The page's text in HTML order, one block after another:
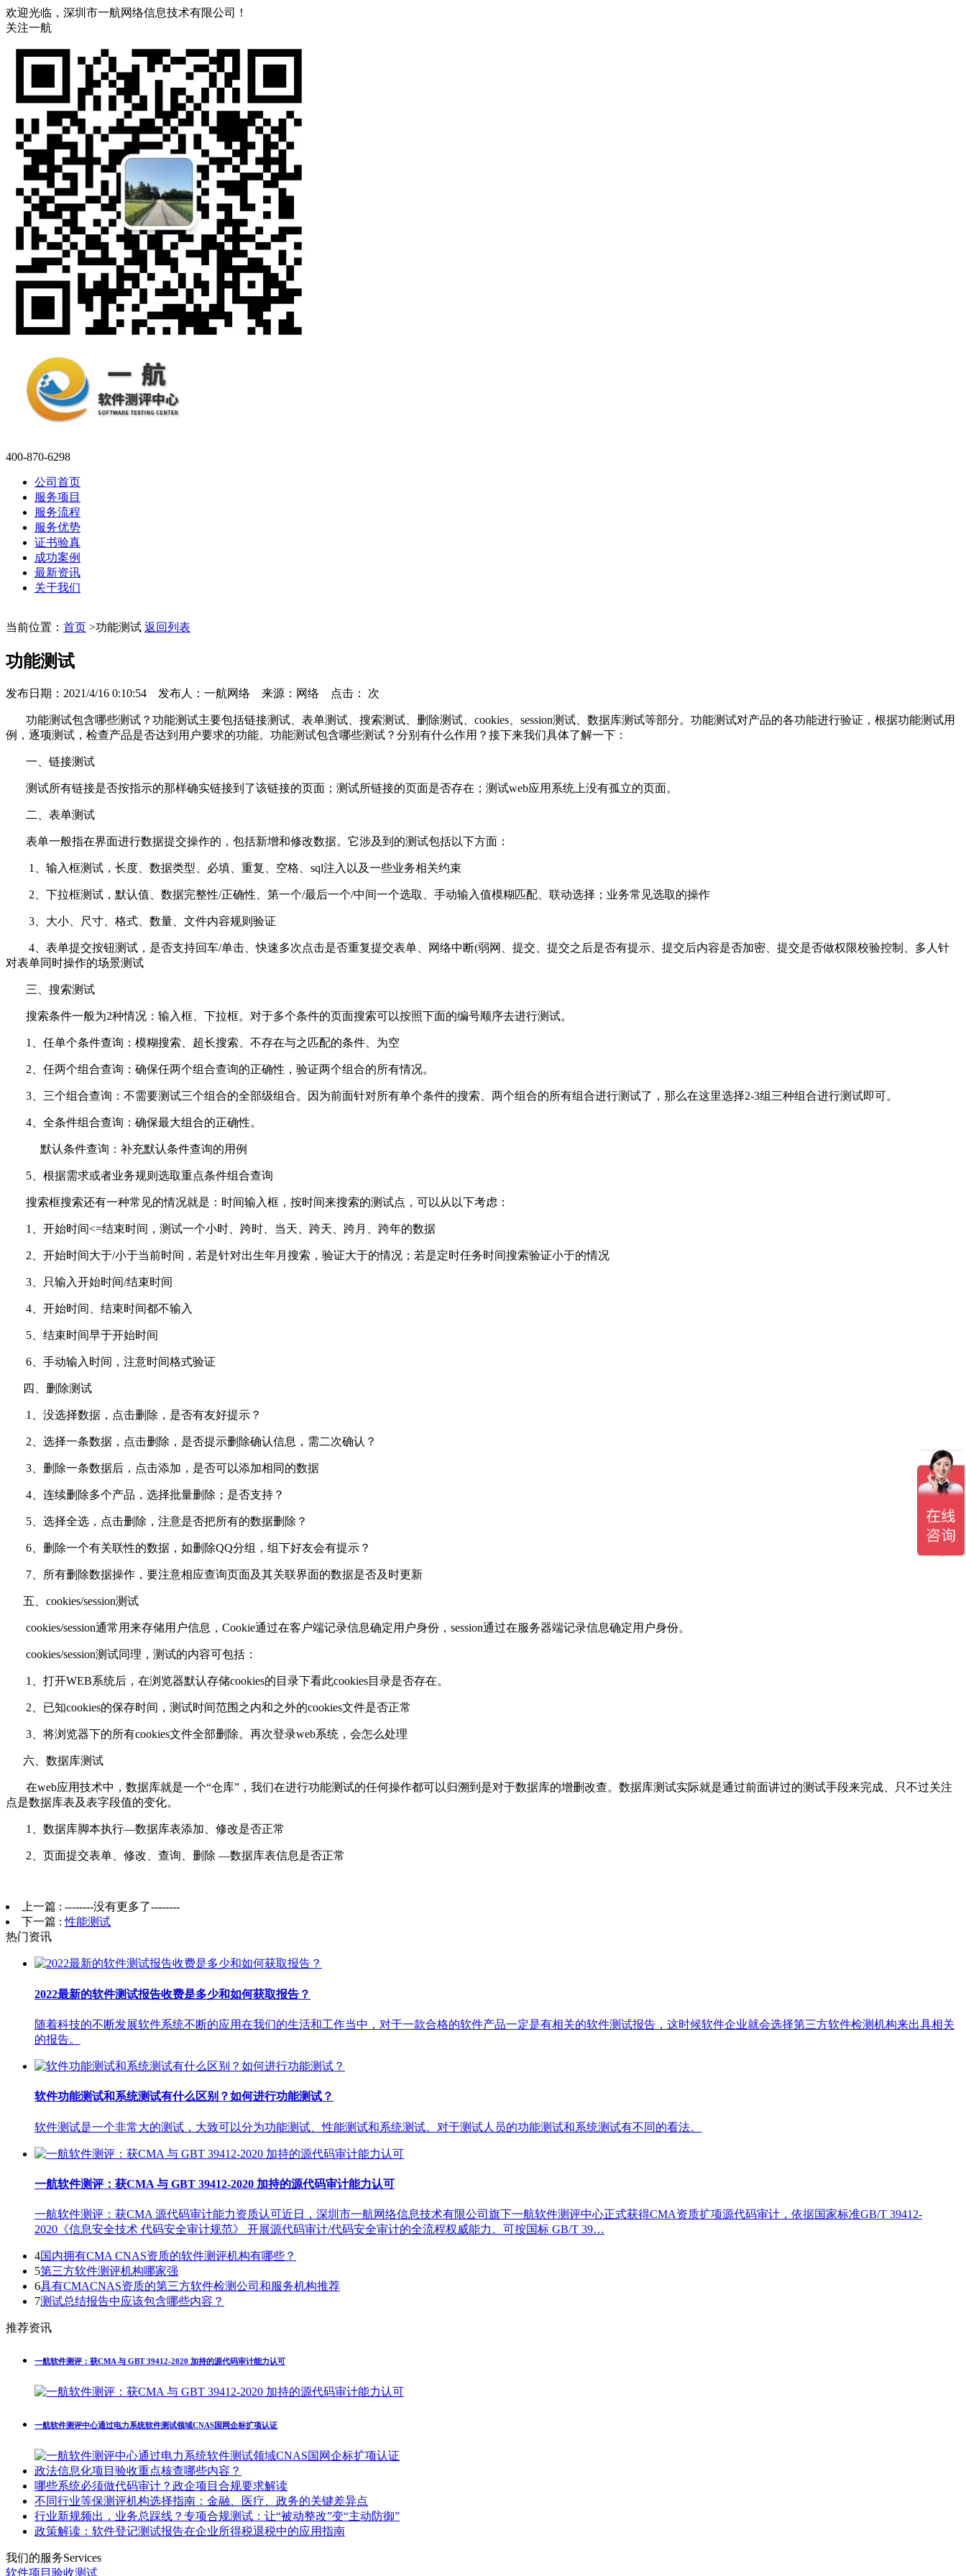
欢迎光临，深圳市一航网络信息技术有限公司！
关注一航
400-870-6298
公司首页
服务项目
服务流程
服务优势
证书验真
成功案例
最新资讯
关于我们
当前位置： 首页 >功能测试 返回列表
功能测试
发布日期：2021/4/16 0:10:54 发布人：一航网络 来源：网络 点击： 次
功能测试包含哪些测试？功能测试主要包括链接测试、表单测试、搜索测试、删除测试、cookies、session测试、数据库测试等部分。功能测试对产品的各功能进行验证，根据功能测试用
例，逐项测试，检查产品是否达到用户要求的功能。 功能测试包含哪些测试？分别有什么作用？接下来我们具体了解一下：
一、链接测试
测试所有链接是否按指示的那样确实链接到了该链接的页面；测试所链接的页面是否存在；测试web应用系统上没有孤立的页面。
二、表单测试
表单一般指在界面进行数据提交操作的，包括新增和修改数据。它涉及到的测试包括以下方面：
1、输入框测试，长度、数据类型、必填、重复、空格、sql注入以及一些业务相关约束
2、下拉框测试，默认值、数据完整性/正确性、第一个/最后一个/中间一个选取、手动输入值模糊匹配、联动选择；业务常见选取的操作
3、大小、尺寸、格式、数量、文件内容规则验证
4、表单提交按钮测试，是否支持回车/单击、快速多次点击是否重复提交表单、网络中断(弱网、提交、提交之后是否有提示、提交后内容是否加密、提交是否做权限校验控制、多人针
对表单同时操作的场景测试
三、搜索测试
搜索条件一般为2种情况：输入框、下拉框。对于多个条件的页面搜索可以按照下面的编号顺序去进行测试。
1、任单个条件查询：模糊搜索、超长搜索、不存在与之匹配的条件、为空
2、任两个组合查询：确保任两个组合查询的正确性，验证两个组合的所有情况。
3、三个组合查询：不需要测试三个组合的全部级组合。因为前面针对所有单个条件的搜索、两个组合的所有组合进行测试了，那么在这里选择2-3组三种组合进行测试即可。
4、全条件组合查询：确保最大组合的正确性。
默认条件查询：补充默认条件查询的用例
5、根据需求或者业务规则选取重点条件组合查询
搜索框搜索还有一种常见的情况就是：时间输入框，按时间来搜索的测试点，可以从以下考虑：
1、开始时间<=结束时间，测试一个小时、跨时、当天、跨天、跨月、跨年的数据
2、开始时间大于/小于当前时间，若是针对出生年月搜索，验证大于的情况；若是定时任务时间搜索验证小于的情况
3、只输入开始时间/结束时间
4、开始时间、结束时间都不输入
5、结束时间早于开始时间
6、手动输入时间，注意时间格式验证
四、删除测试
1、没选择数据，点击删除，是否有友好提示？
2、选择一条数据，点击删除，是否提示删除确认信息，需二次确认？
3、删除一条数据后，点击添加，是否可以添加相同的数据
4、连续删除多个产品，选择批量删除；是否支持？
5、选择全选，点击删除，注意是否把所有的数据删除？
6、删除一个有关联性的数据，如删除QQ分组，组下好友会有提示？
7、所有删除数据操作，要注意相应查询页面及其关联界面的数据是否及时更新
五、cookies/session测试
cookies/session通常用来存储用户信息，Cookie通过在客户端记录信息确定用户身份，session通过在服务器端记录信息确定用户身份。
cookies/session测试同理，测试的内容可包括：
1、打开WEB系统后，在浏览器默认存储cookies的目录下看此cookies目录是否存在。
2、已知cookies的保存时间，测试时间范围之内和之外的cookies文件是否正常
3、将浏览器下的所有cookies文件全部删除。再次登录web系统，会怎么处理
六、数据库测试
在web应用技术中，数据库就是一个“仓库”，我们在进行功能测试的任何操作都可以归溯到是对于数据库的增删改查。数据库测试实际就是通过前面讲过的测试手段来完成、只不过关注
点是数据库表及表字段值的变化。
1、数据库脚本执行—数据库表添加、修改是否正常
2、页面提交表单、修改、查询、删除 —数据库表信息是否正常
上一篇 : --------没有更多了--------
下一篇 :性能测试
热门资讯
2022最新的软件测试报告收费是多少和如何获取报告？
随着科技的不断发展软件系统不断的应用在我们的生活和工作当中，对于一款合格的软件产品一定是有相关的软件测试报告，这时候软件企业就会选择第三方软件检测机构来出具相关
的报告。
软件功能测试和系统测试有什么区别？如何进行功能测试？
软件测试是一个非常大的测试，大致可以分为功能测试、性能测试和系统测试。对于测试人员的功能测试和系统测试有不同的看法。
一航软件测评：获CMA 与 GBT 39412-2020 加持的源代码审计能力认可
一航软件测评：获CMA 源代码审计能力资质认可近日，深圳市一航网络信息技术有限公司旗下一航软件测评中心正式获得CMA资质扩项源代码审计，依据国家标准GB/T 39412-
2020《信息安全技术 代码安全审计规范》 开展源代码审计/代码安全审计的全流程权威能力。可按国标 GB/T 39…
4国内拥有CMA CNAS资质的软件测评机构有哪些？
5第三方软件测评机构哪家强
6具有CMACNAS资质的第三方软件检测公司和服务机构推荐
7测试总结报告中应该包含哪些内容？
推荐资讯
一航软件测评：获CMA 与 GBT 39412-2020 加持的源代码审计能力认可
一航软件测评中心通过电力系统软件测试领域CNAS国网企标扩项认证
政法信息化项目验收重点核查哪些内容？
哪些系统必须做代码审计？政企项目合规要求解读
不同行业等保测评机构选择指南：金融、医疗、政务的关键差异点
行业新规频出，业务总踩线？专项合规测试：让“被动整改”变“主动防御”
政策解读：软件登记测试报告在企业所得税退税中的应用指南
我们的服务Services
软件项目验收测试